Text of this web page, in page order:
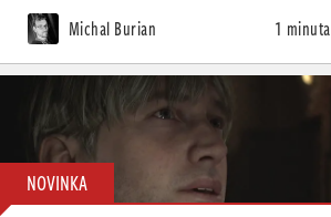
Michal Burian 1 minuta
NOVINKA